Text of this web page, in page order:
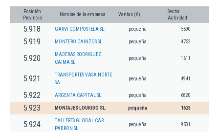
Posición
Provincia
Nombre de la empresa Ventas (€)
Sector
Actividad
5.918 GARVI COMPOSTELA SL. pequeña 5590
5.919 MONTERO CAINZOS SL pequeña 4752
5.920
MADERAS RODRIGUEZ
CAIMA SL
pequeña 1611
5.921
TRANSPORTES VASA NORTE
SA
pequeña 4941
5.922 ARGENTA CAPITAL SL. pequeña 6820
5.923 MONTAJES LOURIDO SL. pequeña 1623
5.924
TALLERES GLOBAL CAR
PADRON SL.
pequeña 9531